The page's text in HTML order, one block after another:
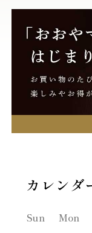
Sun Mon